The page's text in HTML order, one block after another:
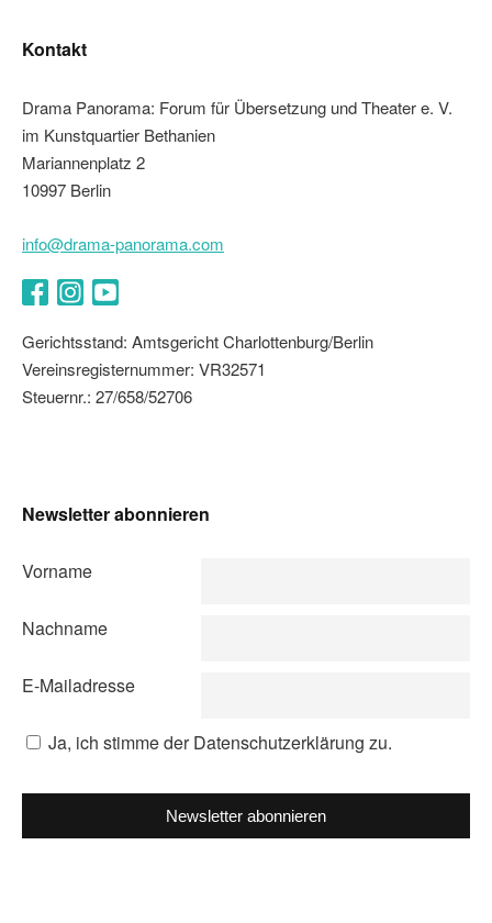
Kontakt
Drama Panorama: Forum für Übersetzung und Theater e. V.
im Kunstquartier Bethanien
Mariannenplatz 2
10997 Berlin
info@drama-panorama.com
Gerichtsstand: Amtsgericht Charlottenburg/Berlin
Vereinsregisternummer: VR32571
Steuernr.: 27/658/52706
Newsletter abonnieren
Vorname
Nachname
E-Mailadresse
Ja, ich stimme der Datenschutzerklärung zu.
Newsletter abonnieren